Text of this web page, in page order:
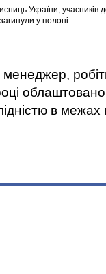
України,
у полоні.
менеджер,
в межах